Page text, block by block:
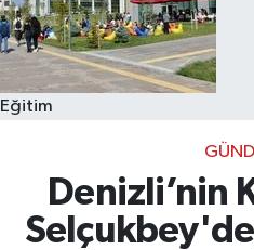
Eğitim
Denizli’nin